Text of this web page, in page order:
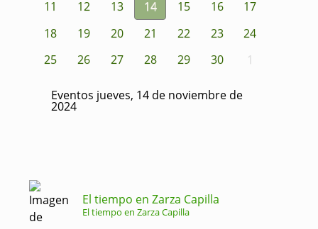
11
12 13 14 15 16
17
18
19 20 21 22 23
24
25
26 27 28 29 30 1
Eventos jueves, 14 de noviembre de
2024
El tiempo en Zarza Capilla
El tiempo en Zarza Capilla